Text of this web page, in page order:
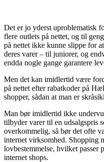
Det er jo yderst uproblematisk
flere outlets på nettet, og til
på nettet ikke kunne slippe for
deres varer – til juniorer, og
endda nogle gange garantere
Men det kan imidlertid være
på nettet efter rabatkoder på
shopper, sådan at man er
Man bør imidlertid ikke
tilbyder varer til en udsalgspris
overkommelig, så bør det ofte
internet virksomhed. Shopping
lovbestemmelse, hvilket passer
internet shops.